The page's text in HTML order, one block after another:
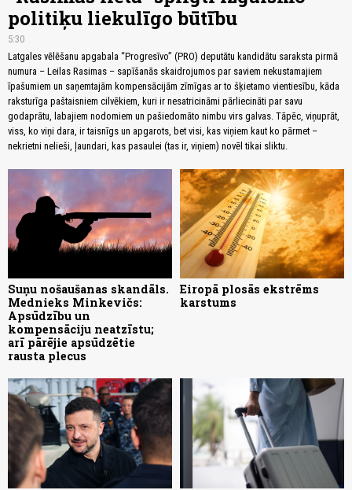
politiķu liekulīgo būtību
5:30
Latgales vēlēšanu apgabala “Progresīvo” (PRO) deputātu kandidātu saraksta pirmā
numura – Leilas Rasimas – sapīšanās skaidrojumos par saviem nekustamajiem
īpašumiem un saņemtajām kompensācijām zīmīgas ar to šķietamo vientiesību, kāda
raksturīga paštaisniem cilvēkiem, kuri ir nesatricināmi pārliecināti par savu
godaprātu, labajiem nodomiem un pašiedomāto nimbu virs galvas. Tāpēc, viņuprāt,
viss, ko viņi dara, ir taisnīgs un apgarots, bet visi, kas viņiem kaut ko pārmet –
nekrietni nelieši, ļaundari, kas pasaulei (tas ir, viņiem) novēl tikai sliktu.
Suņu nošaušanas skandāls.
Mednieks Minkevičs:
Apsūdzību un
kompensāciju neatzīstu;
arī pārējie apsūdzētie
rausta plecus
Eiropā plosās ekstrēms
karstums